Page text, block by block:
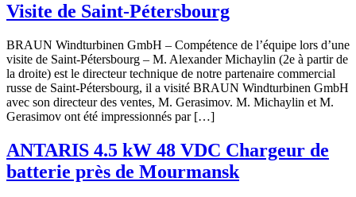
Visite de Saint-Pétersbourg
BRAUN Windturbinen GmbH – Compétence de l’équipe lors d’une
visite de Saint-Pétersbourg – M. Alexander Michaylin (2e à partir de
la droite) est le directeur technique de notre partenaire commercial
russe de Saint-Pétersbourg, il a visité BRAUN Windturbinen GmbH
avec son directeur des ventes, M. Gerasimov. M. Michaylin et M.
Gerasimov ont été impressionnés par […]
ANTARIS 4.5 kW 48 VDC Chargeur de
batterie près de Mourmansk